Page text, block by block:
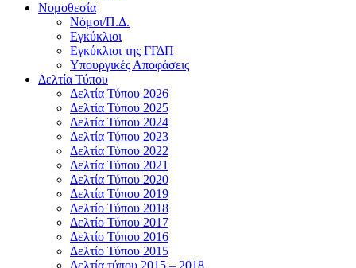
Νομοθεσία
Νόμοι/Π.Δ.
Εγκύκλιοι
Εγκύκλιοι της ΓΓΔΠ
Υπουργικές Αποφάσεις
Δελτία Τύπου
Δελτία Τύπου 2026
Δελτία Τύπου 2025
Δελτία Τύπου 2024
Δελτία Τύπου 2023
Δελτία Τύπου 2022
Δελτία Τύπου 2021
Δελτία Τύπου 2020
Δελτία Τύπου 2019
Δελτίο Τύπου 2018
Δελτίο Τύπου 2017
Δελτίο Τύπου 2016
Δελτίο Τύπου 2015